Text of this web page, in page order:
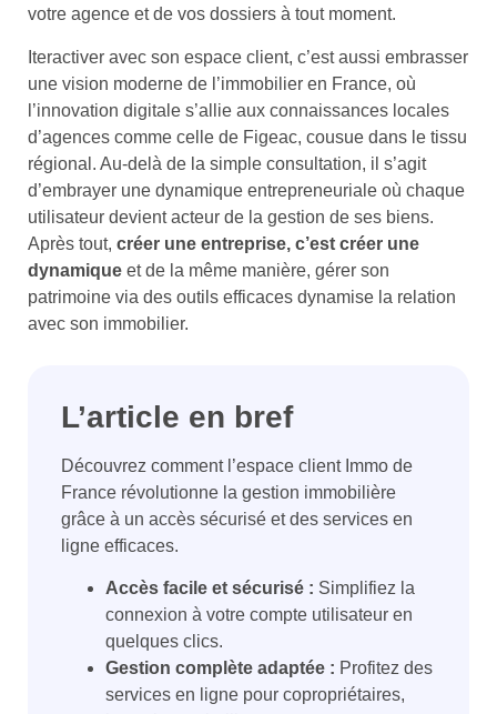
votre agence et de vos dossiers à tout moment.
Iteractiver avec son espace client, c’est aussi embrasser
une vision moderne de l’immobilier en France, où
l’innovation digitale s’allie aux connaissances locales
d’agences comme celle de Figeac, cousue dans le tissu
régional. Au-delà de la simple consultation, il s’agit
d’embrayer une dynamique entrepreneuriale où chaque
utilisateur devient acteur de la gestion de ses biens.
Après tout, créer une entreprise, c’est créer une
dynamique et de la même manière, gérer son
patrimoine via des outils efficaces dynamise la relation
avec son immobilier.
L’article en bref
Découvrez comment l’espace client Immo de
France révolutionne la gestion immobilière
grâce à un accès sécurisé et des services en
ligne efficaces.
Accès facile et sécurisé : Simplifiez la
connexion à votre compte utilisateur en
quelques clics.
Gestion complète adaptée : Profitez des
services en ligne pour copropriétaires,